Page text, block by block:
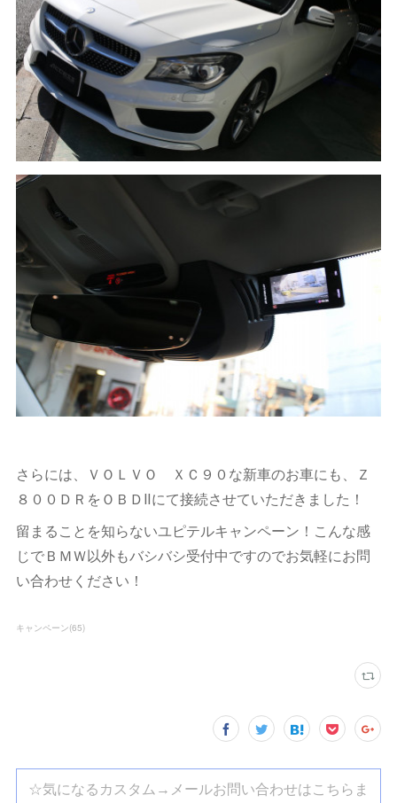
さらには、ＶＯＬＶＯ ＸＣ９０な新車のお車にも、Ｚ
８００ＤＲをＯＢＤⅡにて接続させていただきました！
留まることを知らないユピテルキャンペーン！こんな感
じでＢＭＷ以外もバシバシ受付中ですのでお気軽にお問
い合わせください！
キャンペーン(65)
☆気になるカスタム→メールお問い合わせはこちらま